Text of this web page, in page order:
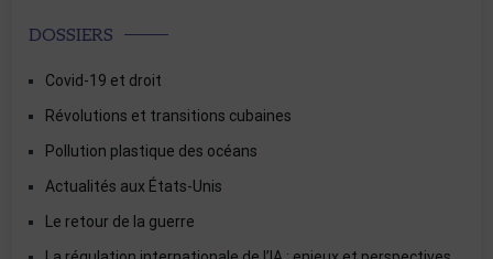
DOSSIERS
Covid-19 et droit
Révolutions et transitions cubaines
Pollution plastique des océans
Actualités aux États-Unis
Le retour de la guerre